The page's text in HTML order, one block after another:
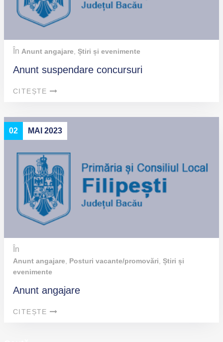
În Anunt angajare Știri și evenimente
Anunt suspendare concursuri
CITEȘTE
02 MAI 2023
În
Anunt angajare Posturi vacante/promovări Știri și
evenimente
Anunt angajare
CITEȘTE